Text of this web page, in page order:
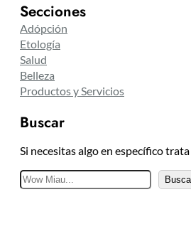
Secciones
Adópción
Etología
Salud
Belleza
Productos y Servicios
Buscar
Si necesitas algo en específico
u